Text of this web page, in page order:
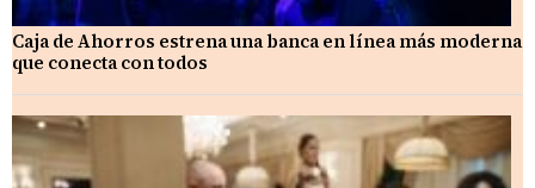
Caja de Ahorros estrena una banca en línea más moderna
que conecta con todos